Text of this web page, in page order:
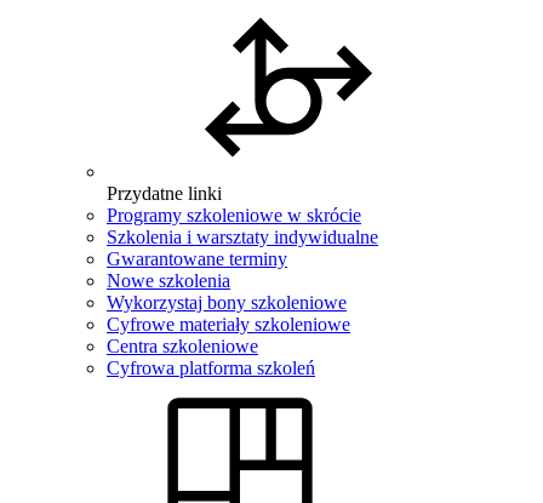
Przydatne linki
Programy szkoleniowe w skrócie
Szkolenia i warsztaty indywidualne
Gwarantowane terminy
Nowe szkolenia
Wykorzystaj bony szkoleniowe
Cyfrowe materiały szkoleniowe
Centra szkoleniowe
Cyfrowa platforma szkoleń